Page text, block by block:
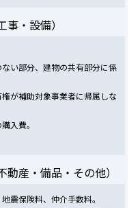
・設備）
い部分、建物の共有部分に係
が補助対象事業者に帰属しな
入費。
産・備品・その他）
震保険料、仲介手数料。